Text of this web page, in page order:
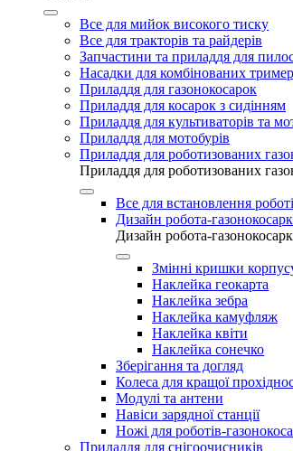
Все для мийок високого тиску
Все для тракторів та райдерів
Запчастини та приладдя для
Насадки для комбінованих
Приладдя для газонокосарок
Приладдя для косарок з сидінням
Приладдя для культиваторів та
Приладдя для мотобурів
Приладдя для роботизованих
Приладдя для роботизованих
Все для встановлення
Дизайн робота-
Дизайн робота-
Змінні кришки
Наклейка геокарта
Наклейка зебра
Наклейка камуфляж
Наклейка квіти
Наклейка сонечко
Зберігання та догляд
Колеса для кращої
Модулі та антени
Навіси зарядної станції
Ножі для роботів-
Приладдя для снігоочисників